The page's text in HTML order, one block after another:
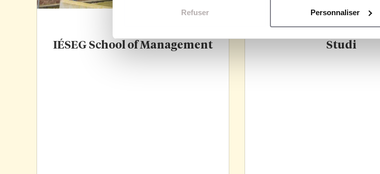
Refuser Personnaliser
IÉSEG School of Management Studi